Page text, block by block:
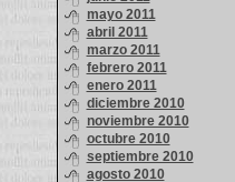
mayo 2011
abril 2011
marzo 2011
febrero 2011
enero 2011
diciembre 2010
noviembre 2010
octubre 2010
septiembre 2010
agosto 2010